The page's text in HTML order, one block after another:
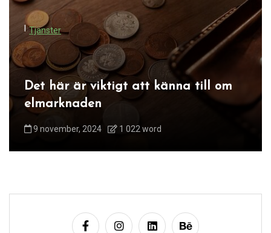
I Tjänster
Det här är viktigt att känna till om
elmarknaden
9 november, 2024 1 022 word